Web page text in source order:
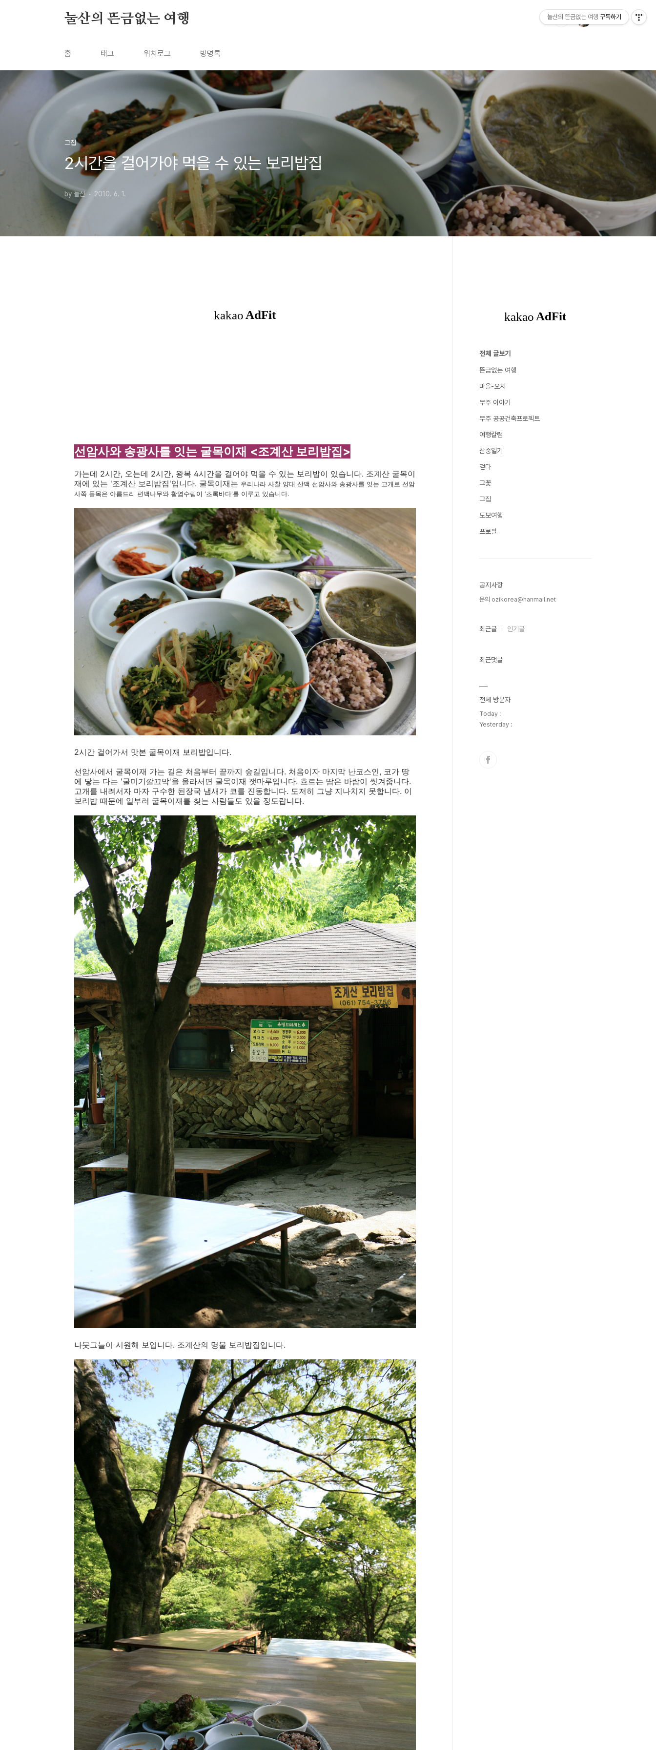
눌산의 뜬금없는 여행
홈 태그 위치로그 방명록
그집
2시간을 걸어가야 먹을 수 있는 보리밥집
by 눌산 2010. 6. 1.
선암사와 송광사를 잇는 굴목이재 <조계산 보리밥집>
가는데 2시간, 오는데 2시간, 왕복 4시간을 걸어야 먹을 수 있는 보리밥이 있습니다. 조계산 굴목이
재에 있는 '조계산 보리밥집'입니다. 굴목이재는 우리나라 사찰 양대 산맥 선암사와 송광사를 잇는 고개로 선암
사쪽 들목은 아름드리 편백나무와 활염수림이 '초록바다'를 이루고 있습니다.
2시간 걸어가서 맛본 굴목이재 보리밥입니다.
선암사에서 굴목이재 가는 길은 처음부터 끝까지 숲길입니다. 처음이자 마지막 난코스인, 코가 땅
에 닿는 다는 '굴미기깔끄막'을 올라서면 굴목이재 잿마루입니다. 흐르는 땀은 바람이 씻겨줍니다.
고개를 내려서자 마자 구수한 된장국 냄새가 코를 진동합니다. 도저히 그냥 지나치지 못합니다. 이
보리밥 때문에 일부러 굴목이재를 찾는 사람들도 있을 정도랍니다.
나뭇그늘이 시원해 보입니다. 조계산의 명물 보리밥집입니다.
전체 글보기
뜬금없는 여행
마을-오지
무주 이야기
무주 공공건축프로젝트
여행칼럼
산중일기
걷다
그꽃
그집
도보여행
프로필
공지사항
문의 ozikorea@hanmail.net
최근글 인기글
최근댓글
전체 방문자
Today :
Yesterday :
눌산의 뜬금없는 여행 구독하기